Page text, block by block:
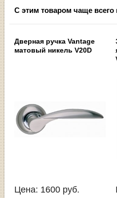
С этим товаром чаще всего
Дверная ручка Vantage
матовый никель V20D
Цена: 1600 руб.